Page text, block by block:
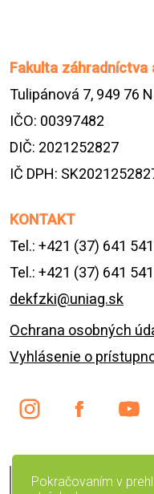
Pokračovaním v
Fakulta záhradníctva
Tulipánová 7, 949 76
IČO: 00397482
DIČ: 2021252827
IČ DPH:
KONTAKT
Tel.: +421 (37) 641
Tel.: +421 (37) 641
dekfzki@uniag.sk
Ochrana osobných
Vyhlásenie o
English version